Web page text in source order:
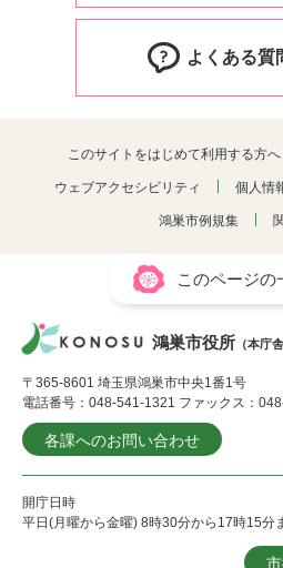
よくある質
このサイトをはじめて利用する方へ
ウェブアクセシビリティ 個人情
鴻巣市例規集
このページの
鴻巣市役所 （本庁
〒365-8601 埼玉県鴻巣市中央1番1号
電話番号：048-541-1321 ファックス：
各課へのお問い合わせ
開庁日時
平日(月曜から金曜) 8時30分から17時15分